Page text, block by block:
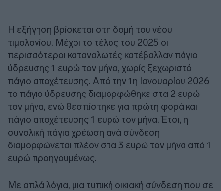
Η εξήγηση βρίσκεται στη δομή του νέου
τιμολογίου. Μέχρι το τέλος του 2025 οι
περισσότεροι καταναλωτές κατέβαλλαν πάγιο
ύδρευσης 1 ευρώ τον μήνα, χωρίς ξεχωριστό
πάγιο αποχέτευσης. Από την 1η Ιανουαρίου 2026
το πάγιο ύδρευσης διαμορφώθηκε στα 2 ευρώ
τον μήνα, ενώ θεσπίστηκε για πρώτη φορά και
πάγιο αποχέτευσης 1 ευρώ τον μήνα. Έτσι, η
συνολική πάγια χρέωση ανά σύνδεση
διαμορφώνεται πλέον στα 3 ευρώ τον μήνα από 1
ευρώ προηγουμένως.
Με απλά λόγια, μια τυπική οικιακή σύνδεση που σε